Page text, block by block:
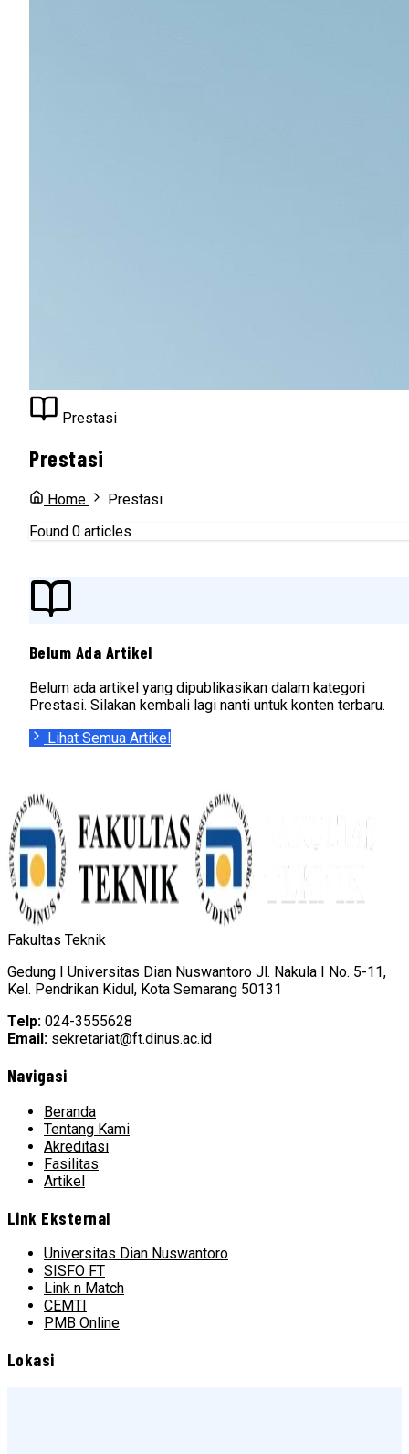
Prestasi
Prestasi
Home
Prestasi
Found 0 articles
Belum Ada Artikel
Belum ada artikel yang dipublikasikan dalam kategori
Prestasi. Silakan kembali lagi nanti untuk konten terbaru.
Lihat Semua Artikel
Fakultas Teknik
Gedung I Universitas Dian Nuswantoro Jl. Nakula I No. 5-11,
Kel. Pendrikan Kidul, Kota Semarang 50131
Telp: 024-3555628
Email: sekretariat@ft.dinus.ac.id
Navigasi
Beranda
Tentang Kami
Akreditasi
Fasilitas
Artikel
Link Eksternal
Universitas Dian Nuswantoro
SISFO FT
Link n Match
CEMTI
PMB Online
Lokasi